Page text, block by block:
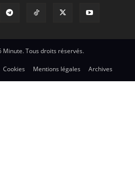
Minute. Tous droits réservés.
Cookies Mentions légales Archives